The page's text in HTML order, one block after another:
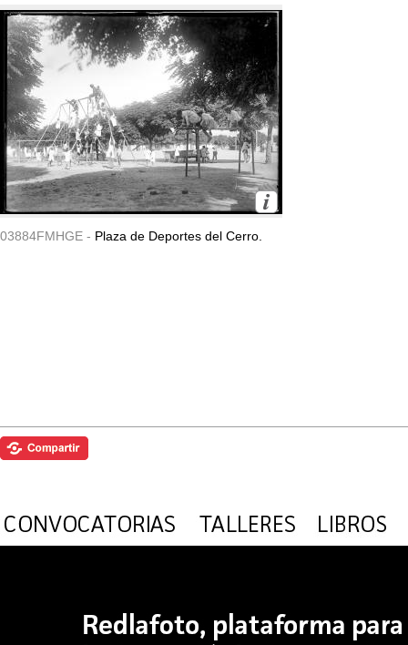
03884FMHGE - Plaza de Deportes del Cerro.